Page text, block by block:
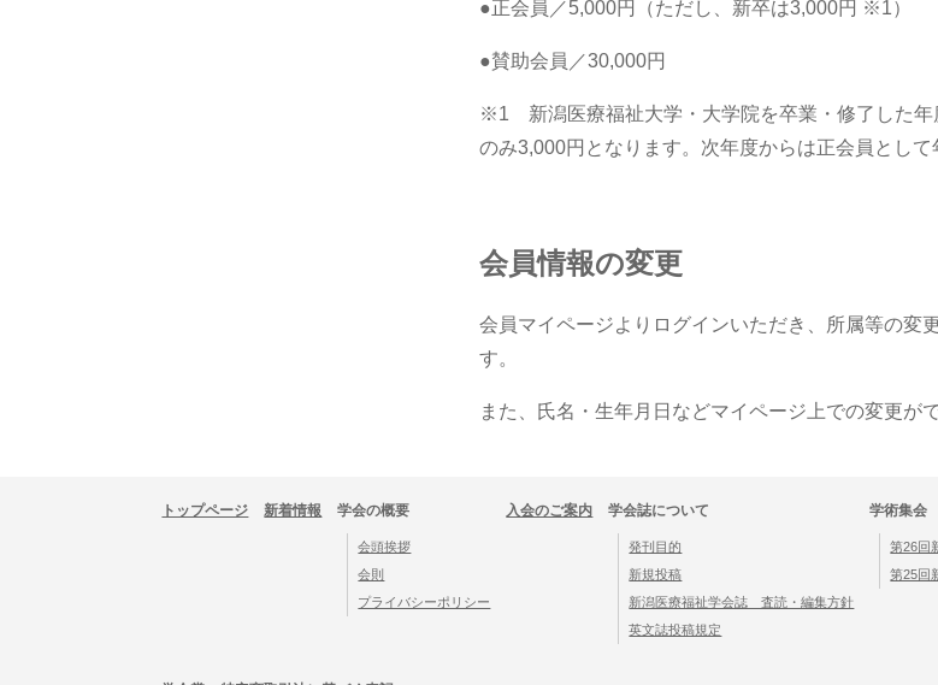
●正会員／5,000円（ただし、新卒は3,000円 ※1）
●賛助会員／30,000円
※1 新潟医療福祉大学・大学院を卒業・修了した年
のみ3,000円となります。次年度からは正会員として
会員情報の変更
会員マイページよりログインいただき、所属等の変
す。
また、氏名・生年月日などマイページ上での変更が
トップページ 新着情報 学会の概要
会頭挨拶
会則
プライバシーポリシー
入会のご案内 学会誌について
発刊目的
新規投稿
新潟医療福祉学会誌 査読・編集方針
英文誌投稿規定
学術集会
第26回
第25回